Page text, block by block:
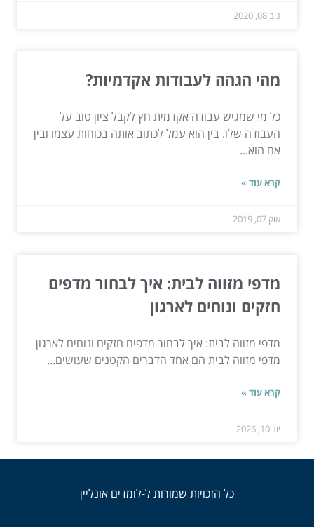
נוב 08, 2020
מהי הגהה לעבודות אקדמיות?
כל מי שמגיש עבודה אקדמית חץ לקבל ציון טוב על
העבודה שלו. בין הוא עמל לכתוב אותה בכוחות עצמו ובין
אם הוא...
קרא עוד »
אוק 07, 2019
מדפי מזווה לבית: איך לבחור מדפים
חזקים ונוחים לארגון
מדפי מזווה לבית: איך לבחור מדפים חזקים ונוחים לארגון
מדפי מזווה לבית הם אחד הדברים הקטנים שעושים...
קרא עוד »
יונ 10, 2026
כל הזכויות שמורות ל-לומדים אונליין